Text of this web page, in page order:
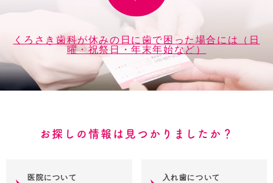
くろさき歯科が休みの日に歯で困った場合には（日
曜・祝祭日・年末年始など）
お探しの情報は見つかりましたか？
医院について
入れ歯について